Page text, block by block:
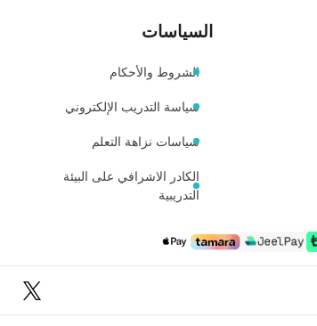
السياسات
الشروط والأحكام
سياسة التدريب الإلكتروني
سياسات نزاهة التعلم
الكادر الاشرافي على البيئة
التدريبية